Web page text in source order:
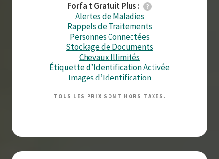
Forfait Gratuit Plus :
Alertes de Maladies
Rappels de Traitements
Personnes Connectées
Stockage de Documents
Chevaux Illimités
Étiquette d’Identification Activée
Images d’Identification
TOUS LES PRIX SONT HORS TAXES.